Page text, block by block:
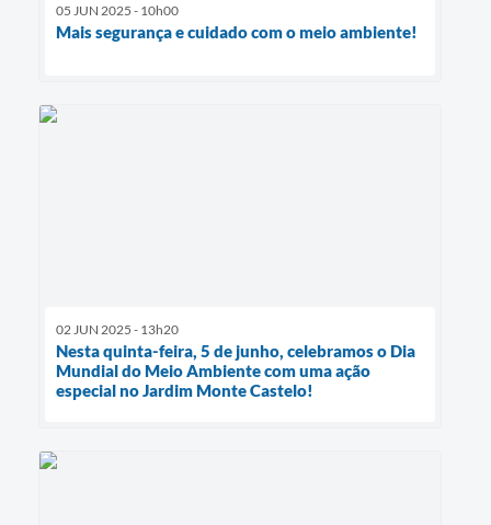
05 JUN 2025 - 10h00
Mais segurança e cuidado com o meio ambiente!
02 JUN 2025 - 13h20
Nesta quinta-feira, 5 de junho, celebramos o Dia
Mundial do Meio Ambiente com uma ação
especial no Jardim Monte Castelo!